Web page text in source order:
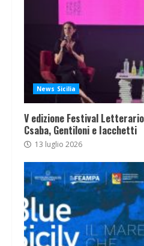
News Sicilia
V edizione Festival
Csaba, Gentiloni e Iacchetti
13 luglio 2026